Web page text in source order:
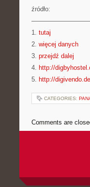
źródło:
1. tutaj
2. więcej danych
3. przejdź dalej
4. http://
5. http://digivendo.de
CATEGORIES:
Comments are